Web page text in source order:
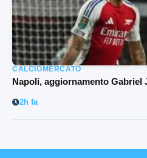
CALCIOMERCATO
Napoli, aggiornamento Gabriel
2h fa